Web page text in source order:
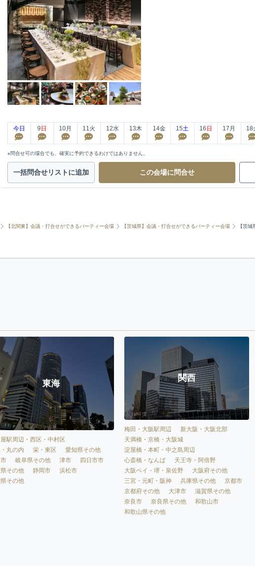
今日 9 日 10月 11 火 12水 13木 14金 15土 16 日 17 月 18
※問合せ可の場合でも、確実に予約できるわけではありません。
一括問合せリストに追加 この会場に問合せ
【北関東】会議・打合せができるパーティー会場 【茨城県】会議・打合せができるパーティー会場 【茨
東海
駅周辺・西区・中村区
丸の内
栄・東区
愛知県その他
岐阜県その他 津市
四日市市
その他
静岡市
浜松市
その他
関西
梅田・大阪駅周辺
新大阪・大阪北部
天満橋・京橋・大阪城
淀屋橋・本町・中之島周辺
心斎橋・なんば
天王寺・阿倍野
大阪ベイ・堺・泉佐野
大阪府その他
三宮・元町・阪神
兵庫県その他
京都市
京都府その他
大津市
滋賀県その他
奈良市
奈良県その他
和歌山市
和歌山県その他